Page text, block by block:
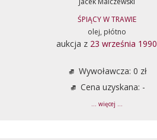
ŚPIĄCY W TRAWIE
olej, płótno
aukcja z 23 września 1990
Wywoławcza: 0 zł
Cena uzyskana: -
... więcej ...